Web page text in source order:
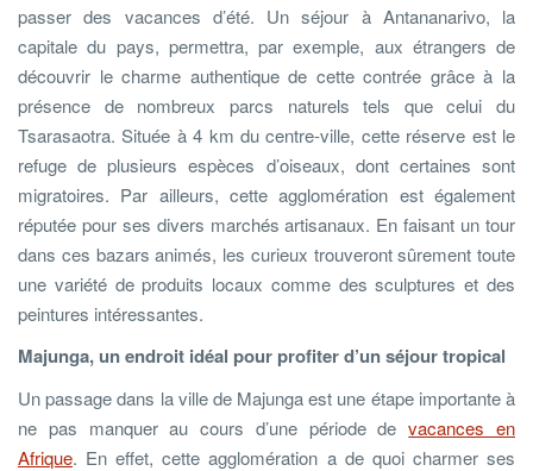
passer des vacances d’été. Un séjour à Antananarivo, la
capitale du pays, permettra, par exemple, aux étrangers de
découvrir le charme authentique de cette contrée grâce à la
présence de nombreux parcs naturels tels que celui du
Tsarasaotra. Située à 4 km du centre-ville, cette réserve est le
refuge de plusieurs espèces d’oiseaux, dont certaines sont
migratoires. Par ailleurs, cette agglomération est également
réputée pour ses divers marchés artisanaux. En faisant un tour
dans ces bazars animés, les curieux trouveront sûrement toute
une variété de produits locaux comme des sculptures et des
peintures intéressantes.
Majunga, un endroit idéal pour profiter d’un séjour tropical
Un passage dans la ville de Majunga est une étape importante à
ne pas manquer au cours d’une période devacances en
Afrique. En effet, cette agglomération a de quoi charmer ses